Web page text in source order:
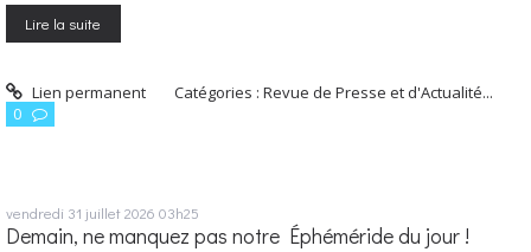
Lire la suite
Lien permanent Catégories :Revue de Presse et d'Actualité...
0
vendredi 31 juillet 2026 03h25
Demain, ne manquez pas notre Éphéméride du jour !